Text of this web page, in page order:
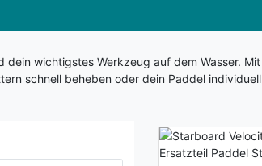
dein wichtigstes Werkzeug auf dem Wasser.
schnell beheben oder dein Paddel